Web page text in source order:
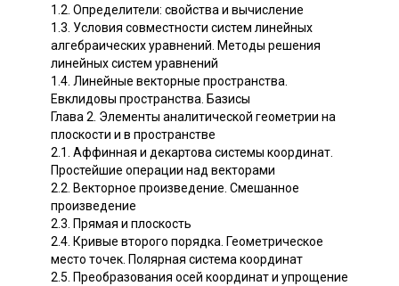
1.2. Определители: свойства и вычисление
1.3. Условия совместности систем линейных
алгебраических уравнений. Методы решения
линейных систем уравнений
1.4. Линейные векторные пространства.
Евклидовы пространства. Базисы
Глава 2. Элементы аналитической геометрии на
плоскости и в пространстве
2.1. Аффинная и декартова системы координат.
Простейшие операции над векторами
2.2. Векторное произведение. Смешанное
произведение
2.3. Прямая и плоскость
2.4. Кривые второго порядка. Геометрическое
место точек. Полярная система координат
2.5. Преобразования осей координат и упрощение